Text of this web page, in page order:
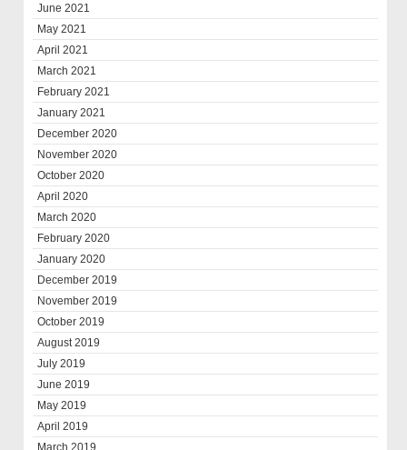
June 2021
May 2021
April 2021
March 2021
February 2021
January 2021
December 2020
November 2020
October 2020
April 2020
March 2020
February 2020
January 2020
December 2019
November 2019
October 2019
August 2019
July 2019
June 2019
May 2019
April 2019
March 2019